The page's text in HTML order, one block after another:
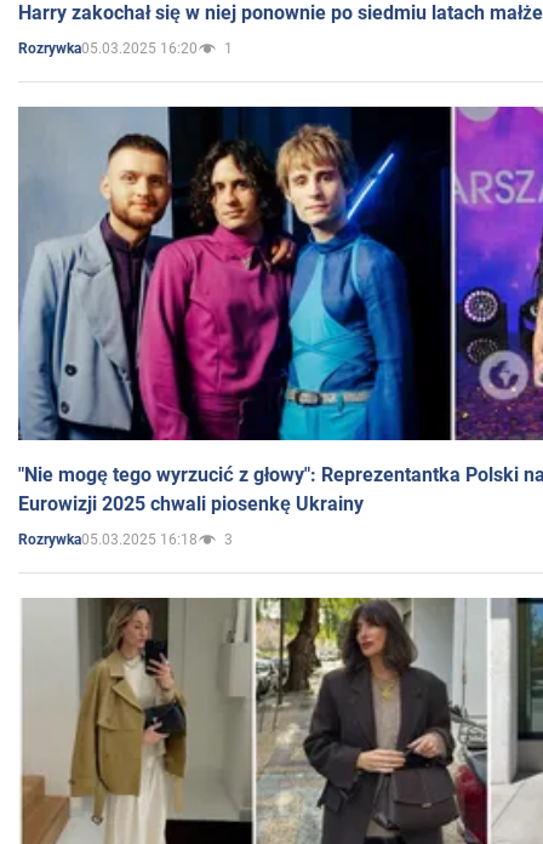
Harry zakochał się w niej ponownie po siedmiu latach
Rozrywka05.03.2025 16:20 1
"Nie mogę tego wyrzucić z głowy": Reprezentantka Polski
Eurowizji 2025 chwali piosenkę Ukrainy
Rozrywka05.03.2025 16:18 3